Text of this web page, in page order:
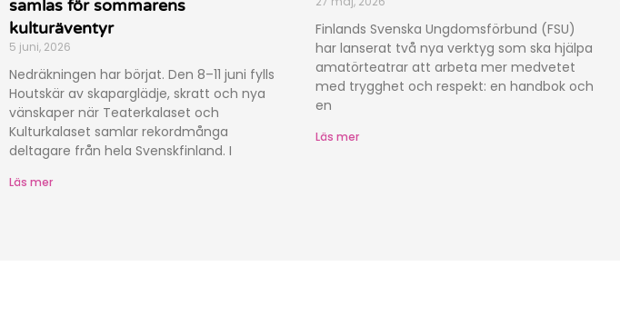
samlas för sommarens
kulturäventyr
5 juni, 2026
Nedräkningen har börjat. Den 8–11 juni fylls
Houtskär av skaparglädje, skratt och nya
vänskaper när Teaterkalaset och
Kulturkalaset samlar rekordmånga
deltagare från hela Svenskfinland. I
Läs mer
Finlands Svenska Ungdomsförbund (FSU)
har lanserat två nya verktyg som ska hjälpa
amatörteatrar att arbeta mer medvetet
med trygghet och respekt: en handbok och
en
Läs mer